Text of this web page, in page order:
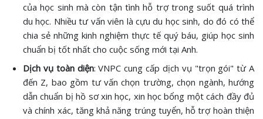
của học sinh mà còn tận tình hỗ trợ trong suốt quá trình
du học. Nhiều tư vấn viên là cựu du học sinh, do đó có thể
chia sẻ những kinh nghiệm thực tế quý báu, giúp học sinh
chuẩn bị tốt nhất cho cuộc sống mới tại Anh.
Dịch vụ toàn diện: VNPC cung cấp dịch vụ "trọn gói" từ A
đến Z, bao gồm tư vấn chọn trường, chọn ngành, hướng
dẫn chuẩn bị hồ sơ xin học, xin học bổng một cách đầy đủ
và chính xác, tăng khả năng trúng tuyển, hỗ trợ hoàn thiện